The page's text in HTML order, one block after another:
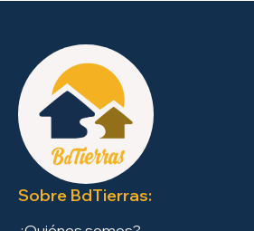
Sobre BdTierras: